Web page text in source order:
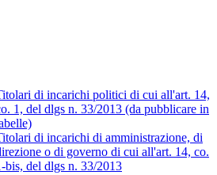
di incarichi politici di cui all'art. 14,
1, del dlgs n. 33/2013 (da pubblicare in
di incarichi di amministrazione, di
o di governo di cui all'art. 14, co.
bis, del dlgs n. 33/2013